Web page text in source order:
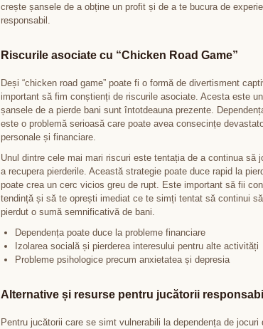
crește șansele de a obține un profit și de a te bucura de
responsabil.
Riscurile asociate cu “Chicken Road Game”
Deși “chicken road game” poate fi o formă de divertisment
important să fim conștienți de riscurile asociate. Acesta este
șansele de a pierde bani sunt întotdeauna prezente.
este o problemă serioasă care poate avea consecințe
personale și financiare.
Unul dintre cele mai mari riscuri este tentația de a continua să
a recupera pierderile. Această strategie poate duce rapid la
poate crea un cerc vicios greu de rupt. Este important să fii
tendință și să te oprești imediat ce te simți tentat să continui
pierdut o sumă semnificativă de bani.
Dependența poate duce la probleme financiare
Izolarea socială și pierderea interesului pentru alte activități
Probleme psihologice precum anxietatea și depresia
Alternative și resurse pentru jucătorii
Pentru jucătorii care se simt vulnerabili la dependența de jocuri